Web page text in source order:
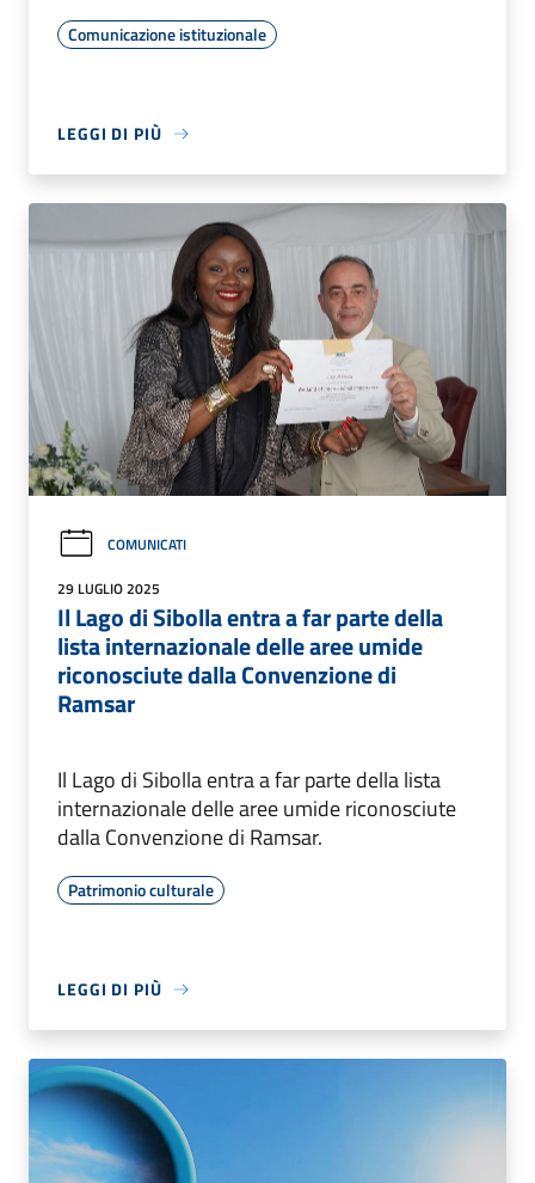
Comunicazione istituzionale
LEGGI DI PIÙ
COMUNICATI
29 LUGLIO 2025
Il Lago di Sibolla entra a far parte della
lista internazionale delle aree umide
riconosciute dalla Convenzione di
Ramsar
Il Lago di Sibolla entra a far parte della lista
internazionale delle aree umide riconosciute
dalla Convenzione di Ramsar.
Patrimonio culturale
LEGGI DI PIÙ